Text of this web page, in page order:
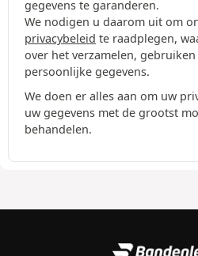
gegevens te garanderen.
We nodigen u daarom uit om
privacybeleid te raadplegen,
over het verzamelen,
persoonlijke gegevens.
We doen er alles aan om uw
uw gegevens met de grootst
behandelen.